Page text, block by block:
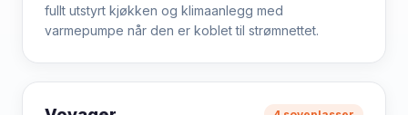
fullt utstyrt kjøkken og klimaanlegg med
varmepumpe når den er koblet til strømnettet.